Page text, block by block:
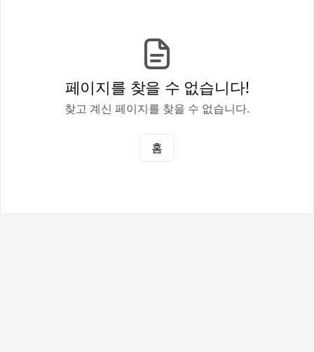
페이지를 찾을 수 없습니다!
찾고 계신 페이지를 찾을 수 없습니다.
홈